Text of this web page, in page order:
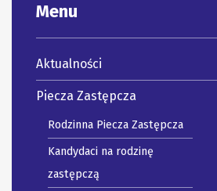
Menu
Aktualności
Piecza Zastępcza
Rodzinna Piecza Zastępcza
Kandydaci na rodzinę
zastępczą